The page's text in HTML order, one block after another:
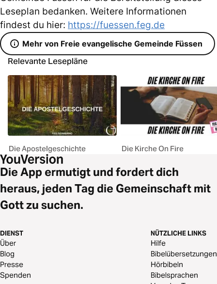
Leseplan bedanken. Weitere Informationen
findest du hier: https://fuessen.feg.de
Mehr von Freie evangelische Gemeinde Füssen
Relevante Lesepläne
Die Apostelgeschichte Die Kirche On Fire
Die App ermutigt und fordert dich
heraus, jeden Tag die Gemeinschaft mit
Gott zu suchen.
DIENST
Über
Blog
Presse
Spenden
NÜTZLICHE LINKS
Hilfe
Bibelübersetzungen
Hörbibeln
Bibelsprachen